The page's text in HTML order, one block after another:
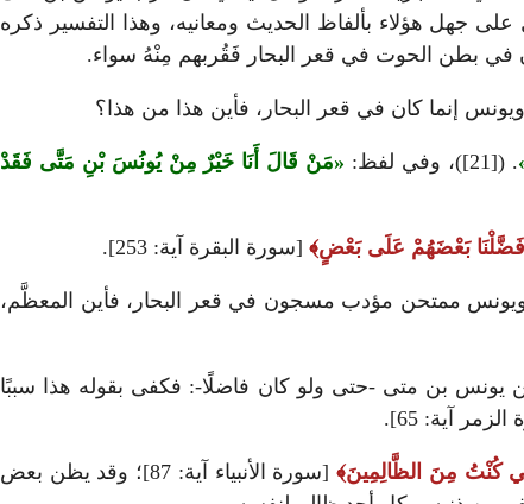
كقربي من الله ليلة المعراج. وهذا الحديث باطل محرف لفظًا ومعنى([18])، وهذا يدل على جهل هؤلاء بألفاظ الحديث ومعانيه، وهذا التفسير ذكره
إنما كان في قعر البحار، فأين هذا من هذا؟
. ([21])، وفي لفظ:
مَنْ قَالَ أَنَا خَيْرٌ مِنْ يُونُسَ بْنِ مَتَّى فَقَدْ
بَعْضَهُمْ عَلَى بَعْضٍ [سورة البقرة آية: 253].
ممتحن مؤدب مسجون في قعر البحار، فأين المعظَّم،
يونس بن متى -حتى ولو كان فاضلًا-: فكفى بقوله هذا سببًا
آية: 65].
كُنْتُ مِنَ الظَّالِمِينَ
[سورة الأنبياء آية: 87]؛ وقد يظن بعض